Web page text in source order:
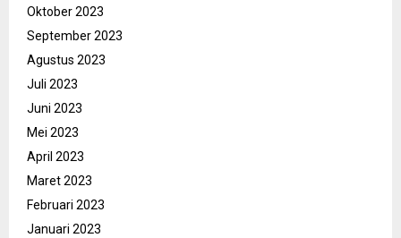
Oktober 2023
September 2023
Agustus 2023
Juli 2023
Juni 2023
Mei 2023
April 2023
Maret 2023
Februari 2023
Januari 2023